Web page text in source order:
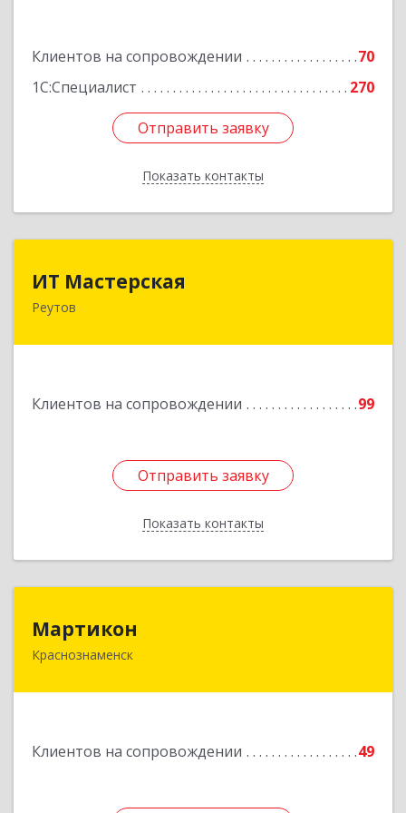
Клиентов на сопровождении
70
1С:Специалист
270
Отправить заявку
Показать контакты
Подробнее
Отправить заявку
Назад
ИТ Мастерская
Реутов
Клиентов на сопровождении 99
Отправить заявку
Показать контакты
Отправить заявку
Назад
Мартикон
Краснознаменск
Клиентов на сопровождении 49
143090, Московская обл, Краснознаменск г,